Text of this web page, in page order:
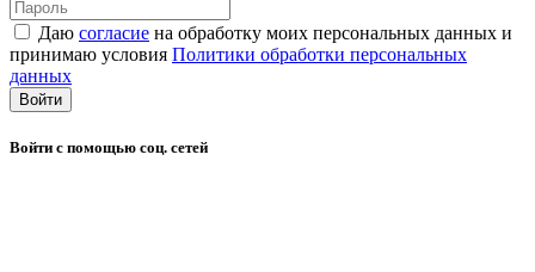
Даю согласие на обработку моих персональных данных и
принимаю условия Политики обработки персональных
данных
Войти
Войти с помощью соц. сетей